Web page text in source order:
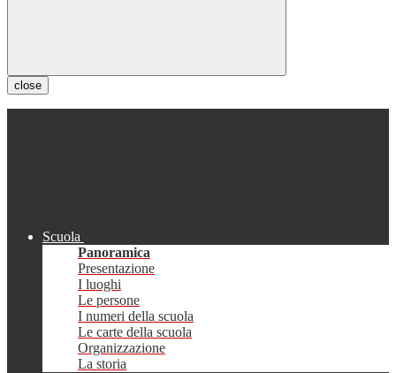
close
Scuola
Panoramica
Presentazione
I luoghi
Le persone
I numeri della scuola
Le carte della scuola
Organizzazione
La storia